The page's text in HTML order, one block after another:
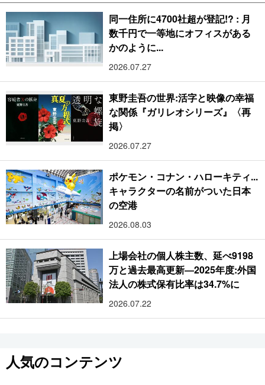
同一住所に4700社超が登記!? : 月
数千円で一等地にオフィスがある
かのように...
2026.07.27
東野圭吾の世界:活字と映像の幸福
な関係『ガリレオシリーズ』〈再
掲〉
2026.07.27
ポケモン・コナン・ハローキティ...
キャラクターの名前がついた日本
の空港
2026.08.03
上場会社の個人株主数、延べ9198
万と過去最高更新―2025年度:外国
法人の株式保有比率は34.7%に
2026.07.22
人気のコンテンツ